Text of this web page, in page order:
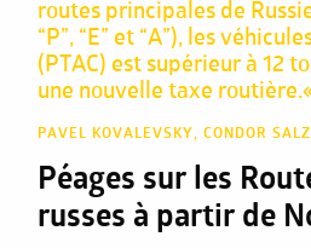
routes principales de
“P”, “E” et “A”), les
(PTAC) est supérieur à 12
une nouvelle taxe
PAVEL KOVALEVSKY, CONDOR
Péages sur les
russes à partir de